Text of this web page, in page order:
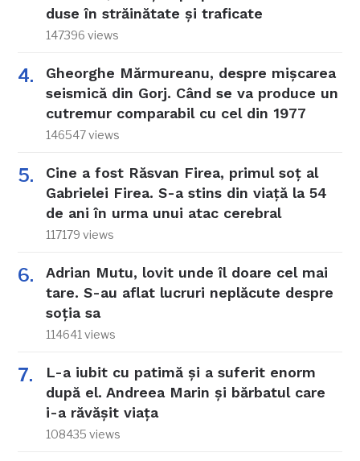
duse în străinătate și traficate
147396 views
Gheorghe Mărmureanu, despre mișcarea
seismică din Gorj. Când se va produce un
cutremur comparabil cu cel din 1977
146547 views
Cine a fost Răsvan Firea, primul soț al
Gabrielei Firea. S-a stins din viață la 54
de ani în urma unui atac cerebral
117179 views
Adrian Mutu, lovit unde îl doare cel mai
tare. S-au aflat lucruri neplăcute despre
soția sa
114641 views
L-a iubit cu patimă și a suferit enorm
după el. Andreea Marin și bărbatul care
i-a răvășit viața
108435 views